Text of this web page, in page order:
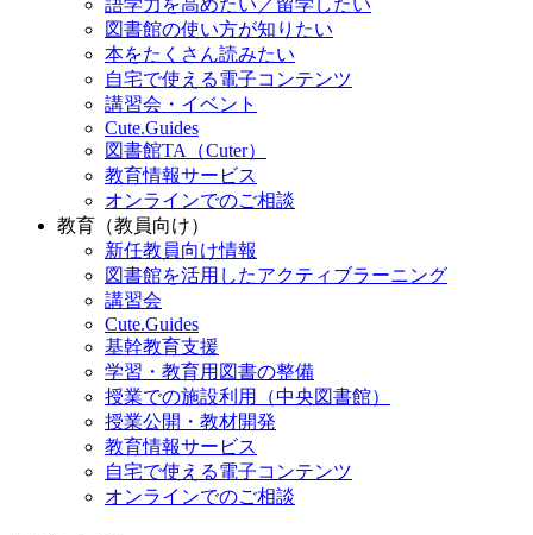
図書館の使い方が知りたい
本をたくさん読みたい
自宅で使える電子コンテンツ
講習会・イベント
Cute.Guides
図書館TA（Cuter）
教育情報サービス
オンラインでのご相談
教育（教員向け）
新任教員向け情報
図書館を活用したアクティブラーニング
講習会
Cute.Guides
基幹教育支援
学習・教育用図書の整備
授業での施設利用（中央図書館）
授業公開・教材開発
教育情報サービス
自宅で使える電子コンテンツ
オンラインでのご相談